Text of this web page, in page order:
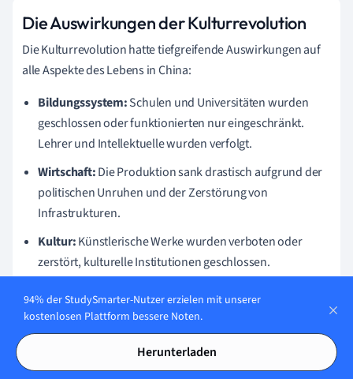
Die Auswirkungen der Kulturrevolution
Die Kulturrevolution hatte tiefgreifende Auswirkungen auf
alle Aspekte des Lebens in China:
Bildungssystem:Schulen und Universitäten wurden
geschlossen oder funktionierten nur eingeschränkt.
Lehrer und Intellektuelle wurden verfolgt.
Wirtschaft:Die Produktion sank drastisch aufgrund der
politischen Unruhen und der Zerstörung von
Infrastrukturen.
Kultur:Künstlerische Werke wurden verboten oder
zerstört, kulturelle Institutionen geschlossen.
Familien wurden auseinandergerissen, und es herrschte
generelle Unsicherheit und Angst.
94% der StudySmarter-Nutzer erzielen mit unserer
kostenlosen Plattform bessere Noten.
Herunterladen